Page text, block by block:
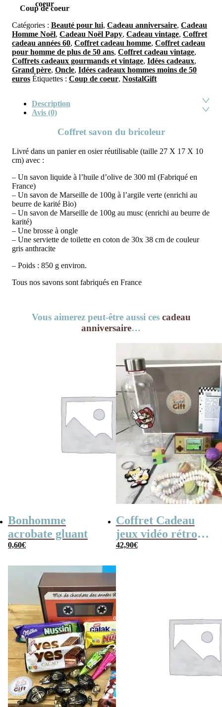
Coup de coeur
Catégories : Beauté pour lui, Cadeau anniversaire, Cadeau
Homme Noël, Cadeau Noël Papy, Cadeau vintage, Coffret
cadeau années 60, Coffret cadeau homme, Coffret cadeau
pour homme de plus de 50 ans, Coffret cadeau vintage,
Coffrets cadeaux gourmands et vintage, Idées cadeaux,
Grand père, Oncle, Idées cadeaux hommes moins de 50
euros Étiquettes : Coup de coeur, NostalGift
Description
Avis (0)
Coffret savon du bricoleur
Livré dans un panier en osier réutilisable (taille 27 X 17 X 10
cm) avec :
– Un savon liquide à l’huile d’olive de 300 ml (Fabriqué en
France)
– Un savon de Marseille de 100g à l’argile verte (enrichi au
beurre de karité Bio)
– Un savon de Marseille de 100g au musc (enrichi au beurre de
karité)
– Une brosse à ongle
– Une serviette de toilette en coton de 30x 38 cm de couleur
gris anthracite
– Poids : 850 g environ.
Tous nos savons sont fabriqués en France
Vous aimerez peut-être aussi ces cadeau
anniversaire…
Bonhomme
acrobate gluant
0,60€
Coffret Cadeau
jeux vidéo rétro
(avec sa console de
42,90€